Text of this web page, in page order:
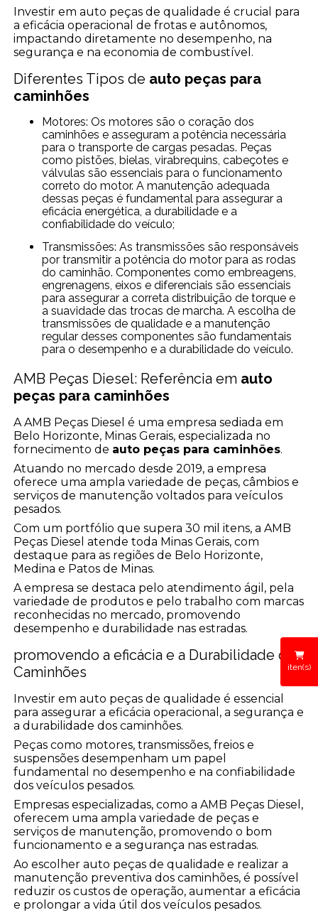
iten(s)
Investir em auto peças de qualidade é crucial para
a eficácia operacional de frotas e autônomos,
impactando diretamente no desempenho, na
segurança e na economia de combustível.
Diferentes Tipos de auto peças para
caminhões
Motores: Os motores são o coração dos
caminhões e asseguram a potência necessária
para o transporte de cargas pesadas. Peças
como pistões, bielas, virabrequins, cabeçotes e
válvulas são essenciais para o funcionamento
correto do motor. A manutenção adequada
dessas peças é fundamental para assegurar a
eficácia energética, a durabilidade e a
confiabilidade do veículo;
Transmissões: As transmissões são responsáveis
por transmitir a potência do motor para as rodas
do caminhão. Componentes como embreagens,
engrenagens, eixos e diferenciais são essenciais
para assegurar a correta distribuição de torque e
a suavidade das trocas de marcha. A escolha de
transmissões de qualidade e a manutenção
regular desses componentes são fundamentais
para o desempenho e a durabilidade do veículo.
AMB Peças Diesel: Referência em auto
peças para caminhões
A AMB Peças Diesel é uma empresa sediada em
Belo Horizonte, Minas Gerais, especializada no
fornecimento de auto peças para caminhões.
Atuando no mercado desde 2019, a empresa
oferece uma ampla variedade de peças, câmbios e
serviços de manutenção voltados para veículos
pesados.
Com um portfólio que supera 30 mil itens, a AMB
Peças Diesel atende toda Minas Gerais, com
destaque para as regiões de Belo Horizonte,
Medina e Patos de Minas.
A empresa se destaca pelo atendimento ágil, pela
variedade de produtos e pelo trabalho com marcas
reconhecidas no mercado, promovendo
desempenho e durabilidade nas estradas.
promovendo a eficácia e a Durabilidade dos
Caminhões
Investir em auto peças de qualidade é essencial
para assegurar a eficácia operacional, a segurança e
a durabilidade dos caminhões.
Peças como motores, transmissões, freios e
suspensões desempenham um papel
fundamental no desempenho e na confiabilidade
dos veículos pesados.
Empresas especializadas, como a AMB Peças Diesel,
oferecem uma ampla variedade de peças e
serviços de manutenção, promovendo o bom
funcionamento e a segurança nas estradas.
Ao escolher auto peças de qualidade e realizar a
manutenção preventiva dos caminhões, é possível
reduzir os custos de operação, aumentar a eficácia
e prolongar a vida útil dos veículos pesados.